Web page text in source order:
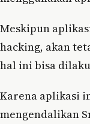
Meskipun
hacking, akan
hal ini bisa
Karena aplikasi
mengendalikan